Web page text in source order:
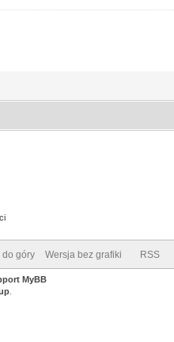
do góry Wersja bez grafiki RSS
MyBB